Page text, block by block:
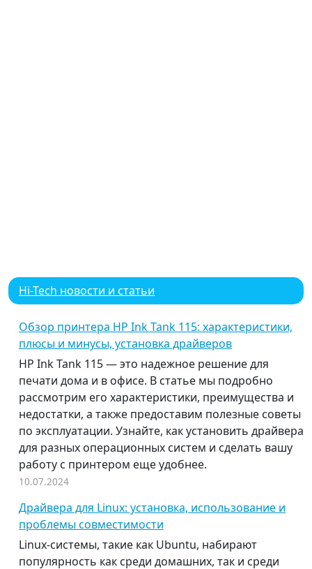
Hi-Tech новости и статьи
Обзор принтера HP Ink Tank 115: характеристики,
плюсы и минусы, установка драйверов
HP Ink Tank 115 — это надежное решение для
печати дома и в офисе. В статье мы подробно
рассмотрим его характеристики, преимущества и
недостатки, а также предоставим полезные советы
по эксплуатации. Узнайте, как установить драйвера
для разных операционных систем и сделать вашу
работу с принтером еще удобнее.
10.07.2024
Драйвера для Linux: установка, использование и
проблемы совместимости
Linux-системы, такие как Ubuntu, набирают
популярность как среди домашних, так и среди